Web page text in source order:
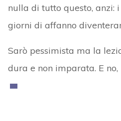
nulla di tutto questo, anzi:
giorni di affanno
Sarò pessimista ma la
dura e non imparata. E